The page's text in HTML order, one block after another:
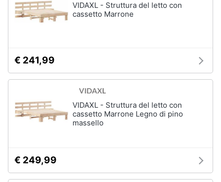
VIDAXL - Struttura del letto con
cassetto Marrone
€ 241,99
VIDAXL - Struttura del letto con
cassetto Marrone Legno di pino
massello
€ 249,99